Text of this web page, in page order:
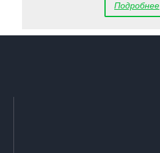
Подробнее